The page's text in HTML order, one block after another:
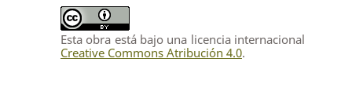
Esta obra está bajo una licencia internacional
Creative Commons Atribución 4.0.